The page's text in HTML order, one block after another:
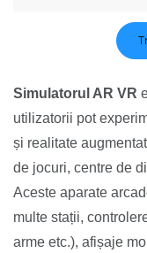
Simulatorul AR VR
utilizatorii pot
și realitate
de jocuri, centre de
Aceste aparate
multe stații,
arme etc.), afișaje